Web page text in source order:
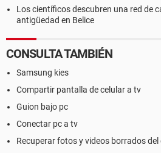
Los científicos descubren una red de
antigüedad en Belice
CONSULTA TAMBIÉN
Samsung kies
Compartir pantalla de celular a tv
Guion bajo pc
Conectar pc a tv
Recuperar fotos y videos borrados del